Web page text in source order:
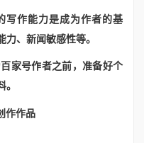
写作能力是成为作者的基
、新闻敏感性等。
家号作者之前，准备好个